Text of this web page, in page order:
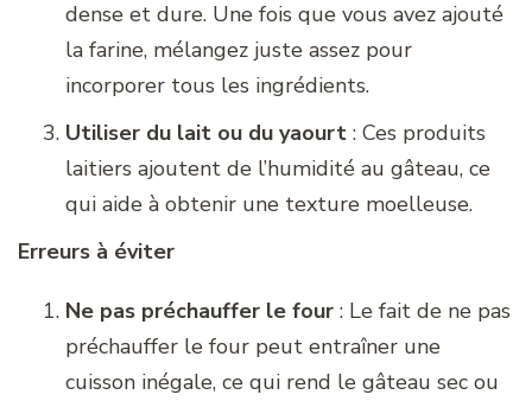
dense et dure. Une fois que vous avez ajouté
la farine, mélangez juste assez pour
incorporer tous les ingrédients.
Utiliser du lait ou du yaourt : Ces produits
laitiers ajoutent de l’humidité au gâteau, ce
qui aide à obtenir une texture moelleuse.
Erreurs à éviter
Ne pas préchauffer le four : Le fait de ne pas
préchauffer le four peut entraîner une
cuisson inégale, ce qui rend le gâteau sec ou